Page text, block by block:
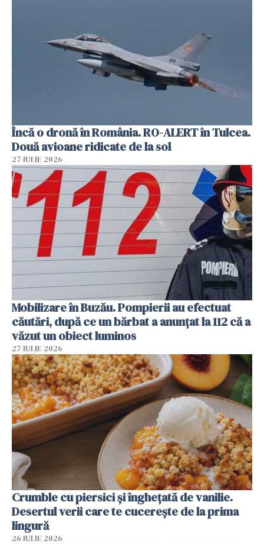
Încă o dronă în România. RO-ALERT în Tulcea.
Două avioane ridicate de la sol
27 IULIE 2026
Mobilizare în Buzău. Pompierii au efectuat
căutări, după ce un bărbat a anunțat la 112 că a
văzut un obiect luminos
27 IULIE 2026
Crumble cu piersici și înghețată de vanilie.
Desertul verii care te cucerește de la prima
lingură
26 IULIE 2026